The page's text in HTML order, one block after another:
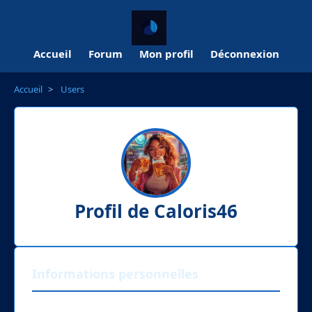
Accueil Forum Mon profil Déconnexion
Accueil > Users
Profil de Caloris46
Informations personnelles